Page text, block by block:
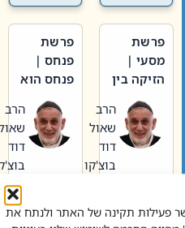
פעילות תקינה של האתר ולנתח את
פרשת
מסעי |
הזיקה בין
הגדול לעם הרב
שאול
דוד
בוצ'קו
לשמוע קול תורה – מדרש
פרשת
פנחס |
פנחס הוא
אליהו: בין
קנאות
הורסת
לקנאות
בונה
הרב
שאול
דוד
בוצ'קו
לשמוע קול